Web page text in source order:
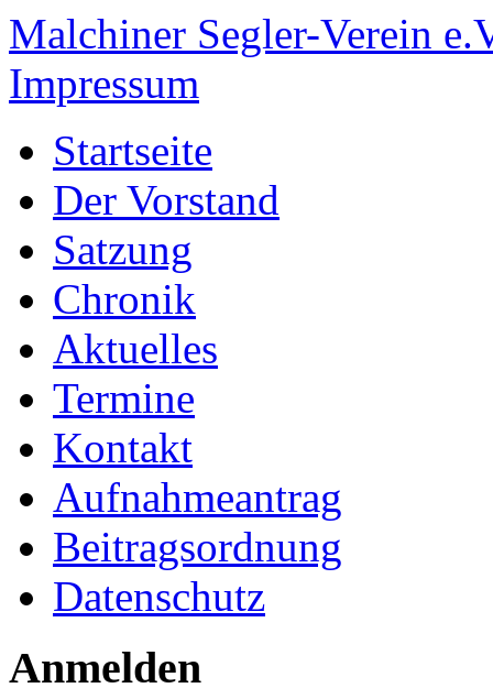
Malchiner Segler-Verein
Impressum
Startseite
Der Vorstand
Satzung
Chronik
Aktuelles
Termine
Kontakt
Aufnahmeantrag
Beitragsordnung
Datenschutz
Anmelden